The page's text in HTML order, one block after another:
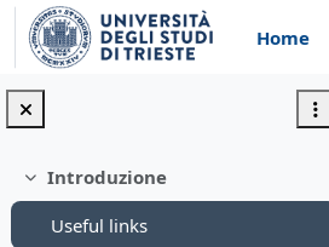
Vai al contenuto principale
Home
Minimizza
Introduzione
Useful links